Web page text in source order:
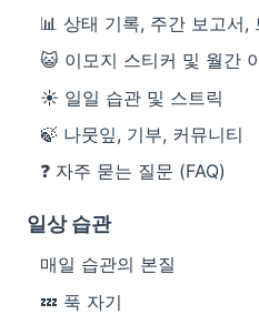
📊 상태 기록, 주간 보고서,
😺 이모지 스티커 및 월간
☀️ 일일 습관 및 스트릭
🍃 나뭇잎, 기부, 커뮤니티
❓ 자주 묻는 질문 (FAQ)
일상 습관
매일 습관의 본질
💤 푹 자기